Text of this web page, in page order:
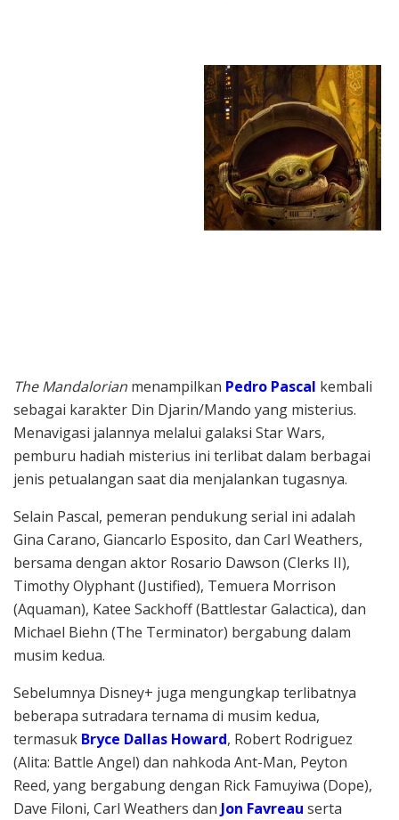
The Mandalorian menampilkan Pedro Pascal kembali
sebagai karakter Din Djarin/Mando yang misterius.
Menavigasi jalannya melalui galaksi Star Wars,
pemburu hadiah misterius ini terlibat dalam berbagai
jenis petualangan saat dia menjalankan tugasnya.
Selain Pascal, pemeran pendukung serial ini adalah
Gina Carano, Giancarlo Esposito, dan Carl Weathers,
bersama dengan aktor Rosario Dawson (Clerks II),
Timothy Olyphant (Justified), Temuera Morrison
(Aquaman), Katee Sackhoff (Battlestar Galactica), dan
Michael Biehn (The Terminator) bergabung dalam
musim kedua.
Sebelumnya Disney+ juga mengungkap terlibatnya
beberapa sutradara ternama di musim kedua,
termasuk Bryce Dallas Howard, Robert Rodriguez
(Alita: Battle Angel) dan nahkoda Ant-Man, Peyton
Reed, yang bergabung dengan Rick Famuyiwa (Dope),
Dave Filoni, Carl Weathers dan Jon Favreau serta